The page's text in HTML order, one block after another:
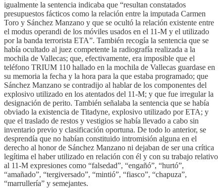
igualmente la sentencia indicaba que “resultan constatados
presupuestos fácticos como la relación entre la imputada Carmen
Toro y Sánchez Manzano y que se ocultó la relación existente entre
el modus operandi de los móviles usados en el 11-M y el utilizado
por la banda terrorista ETA”. También recogía la sentencia que se
había ocultado al juez competente la radiografía realizada a la
mochila de Vallecas; que, efectivamente, era imposible que el
teléfono TRIUM 110 hallado en la mochila de Vallecas guardase en
su memoria la fecha y la hora para la que estaba programado; que
Sánchez Manzano se contradijo al hablar de los componentes del
explosivo utilizado en los atentados del 11-M; y que fue irregular la
designación de perito. También señalaba la sentencia que se había
obviado la existencia de Titadyne, explosivo utilizado por ETA; y
que el traslado de restos y vestigios se había llevado a cabo sin
inventario previo y clasificación oportuna. De todo lo anterior, se
desprendía que no habían constituido intromisión alguna en el
derecho al honor de Sánchez Manzano ni dejaban de ser una crítica
legítima el haber utilizado en relación con él y con su trabajo relativo
al 11-M expresiones como “falsedad”, “engañó”, “hurtó”,
“amañado”, “tergiversado”, “mintió”, “fiasco”, “chapuza”,
“marrullería” y semejantes.